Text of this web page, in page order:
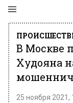
В Москве
Худояна
25 ноября 2021,